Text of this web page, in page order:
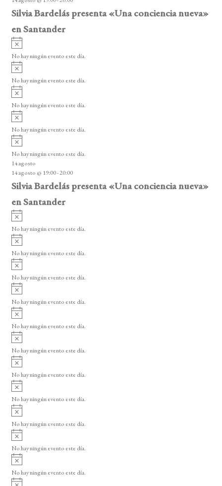
o
Silvia Bardelás presenta «Una conciencia nueva»
en Santander
A
v
i
o
No hay ningún evento este día.
A
v
i
o
No hay ningún evento este día.
A
v
i
o
No hay ningún evento este día.
A
v
i
o
No hay ningún evento este día.
A
v
i
s
o
No hay ningún evento este día.
14 agosto
14 agosto @ 19:00-20:00
Silvia Bardelás presenta «Una conciencia nueva»
en Santander
A
v
i
o
No hay ningún evento este día.
A
v
i
o
No hay ningún evento este día.
A
v
i
o
No hay ningún evento este día.
A
v
i
o
No hay ningún evento este día.
A
v
i
o
No hay ningún evento este día.
A
v
i
o
No hay ningún evento este día.
A
v
i
o
No hay ningún evento este día.
A
v
i
o
No hay ningún evento este día.
A
v
i
o
No hay ningún evento este día.
A
v
i
o
No hay ningún evento este día.
A
v
i
No hay ningún evento este día.
A